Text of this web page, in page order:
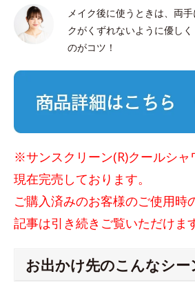
メイク後に使うときは、両
クがくずれないように優し
のがコツ！
※サンスクリーン(R)クールシャ
現在完売しております。
ご購入済みのお客様のご使用時
記事は引き続きご覧いただけます
お出かけ先のこんなシー